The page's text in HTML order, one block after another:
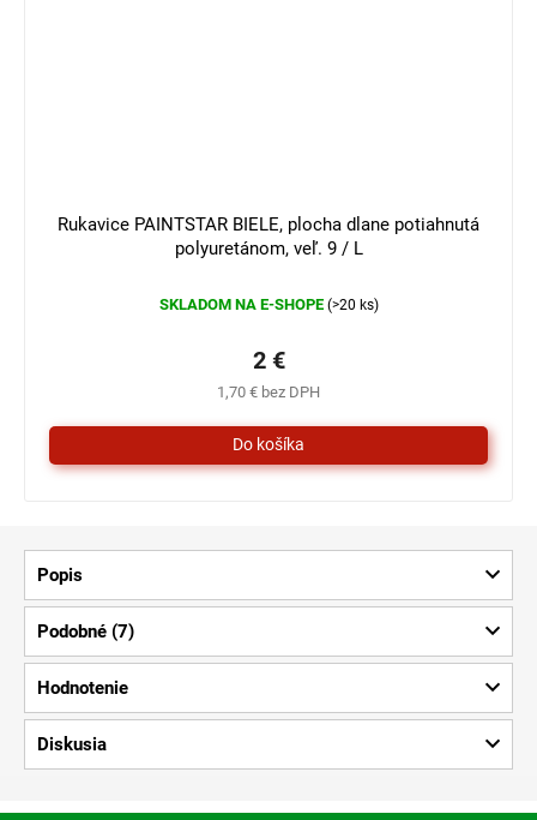
Rukavice PAINTSTAR BIELE, plocha dlane potiahnutá
polyuretánom, veľ. 9 / L
SKLADOM NA E-SHOPE (>20 ks)
1,70 € bez DPH
2 €
Popis
Podobné (7)
Hodnotenie
Diskusia